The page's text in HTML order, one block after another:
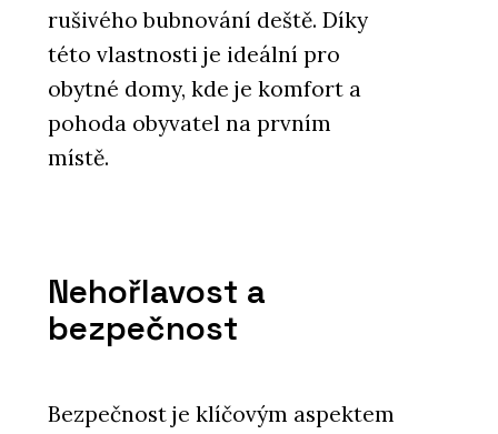
rušivého bubnování deště. Díky
této vlastnosti je ideální pro
obytné domy, kde je komfort a
pohoda obyvatel na prvním
místě.
Nehořlavost a
bezpečnost
Bezpečnost je klíčovým aspektem